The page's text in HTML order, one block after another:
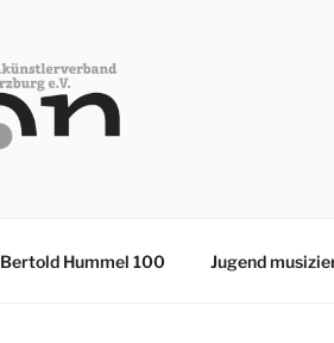
Bertold Hummel 100 Jugend